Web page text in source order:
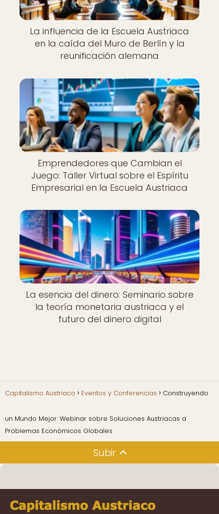
La influencia de la Escuela Austriaca
en la caída del Muro de Berlín y la
reunificación alemana
Emprendedores que Cambian el
Juego: Taller Virtual sobre el Espíritu
Empresarial en la Escuela Austriaca
La esencia del dinero: Seminario sobre
la teoría monetaria austriaca y el
futuro del dinero digital
Capitalismo Austriaco Eventos y Conferencias Construyendo
un Mundo Mejor: Webinar sobre Soluciones Austriacas a
Problemas Económicos Globales
Subir